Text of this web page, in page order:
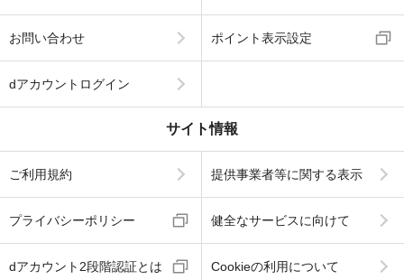
お問い合わせ ポイント表示設定
dアカウントログイン
サイト情報
ご利用規約 提供事業者等に関する表示
プライバシーポリシー 健全なサービスに向けて
dアカウント2段階認証とは Cookieの利用について